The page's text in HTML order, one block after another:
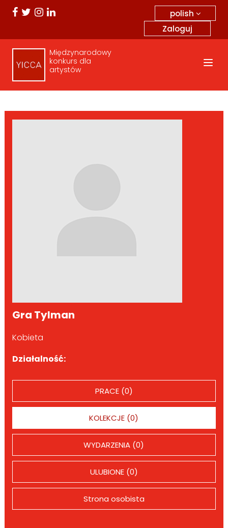
polish
Zaloguj
Międzynarodowy
konkurs dla
artystów
Gra Tylman
Kobieta
Działalność:
PRACE (0)
KOLEKCJE (0)
WYDARZENIA (0)
ULUBIONE (0)
Strona osobista